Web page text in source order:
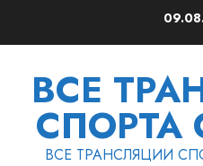
ВСЕ
СПОРТА
ВСЕ ТРАНСЛЯЦИИ